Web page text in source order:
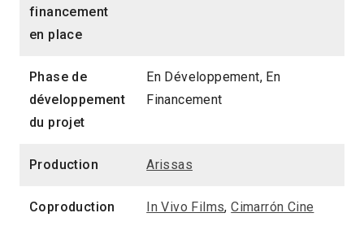
financement
en place
Phase de
développement
du projet
En Développement, En
Financement
Production Arissas
Coproduction In Vivo Films,Cimarrón Cine